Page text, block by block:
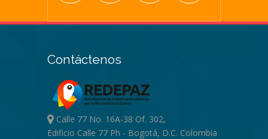
Contáctenos
Calle 77 No. 16A-38 Of. 302,
Edificio Calle 77 Ph - Bogotá, D.C. Colombia